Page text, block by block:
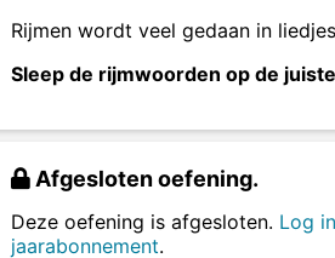
Rijmen wordt veel gedaan in
Sleep de rijmwoorden op de
Afgesloten oefening.
Deze oefening is afgesloten. Log in
jaarabonnement.